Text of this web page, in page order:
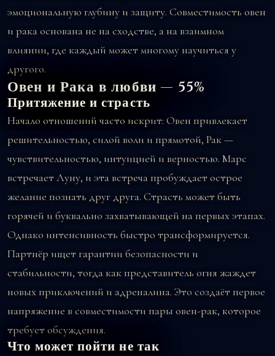
эмоциональную глубину и защиту. Совместимость овен
и рака основана не на сходстве, а на взаимном
влиянии, где каждый может многому научиться у
другого.
Овен и Рака в любви — 55%
Притяжение и страсть
Начало отношений часто искрит: Овен привлекает
решительностью, силой воли и прямотой, Рак —
чувствительностью, интуицией и верностью. Марс
встречает Луну, и эта встреча пробуждает острое
желание познать друг друга. Страсть может быть
горячей и буквально захватывающей на первых этапах.
Однако интенсивность быстро трансформируется.
Партнёр ищет гарантии безопасности и
стабильности, тогда как представитель огня жаждет
новых приключений и адреналина. Это создаёт первое
напряжение в совместимости пары овен-рак, которое
требует обсуждения.
Что может пойти не так